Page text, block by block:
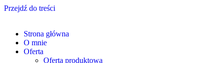
Przejdź do treści
Strona główna
O mnie
Oferta
Oferta produktowa